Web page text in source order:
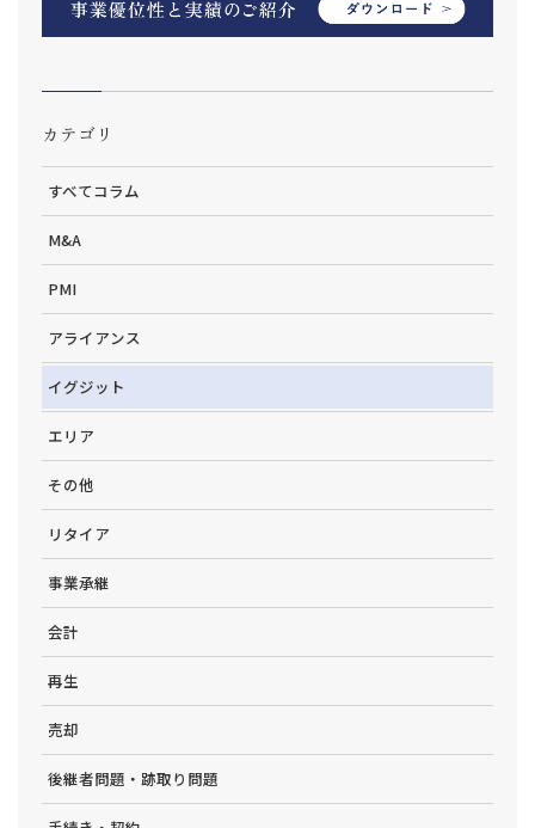
カテゴリ
すべてコラム
M&A
PMI
アライアンス
イグジット
エリア
その他
リタイア
事業承継
会計
再生
売却
後継者問題・跡取り問題